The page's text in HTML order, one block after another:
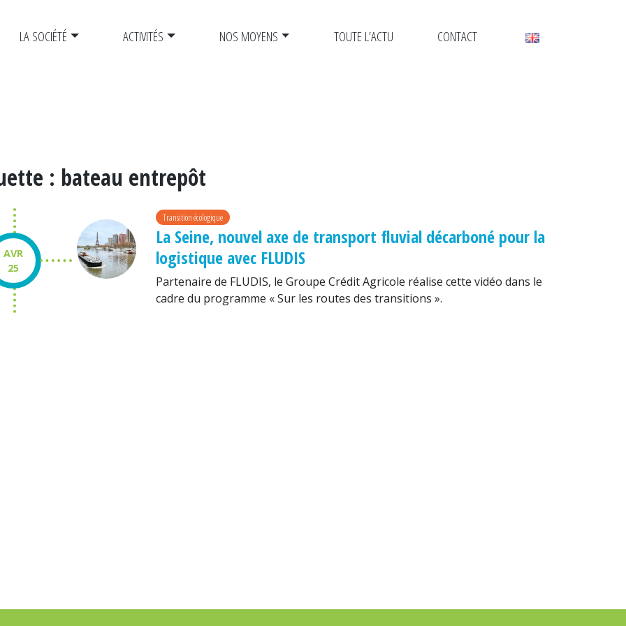
LA SOCIÉTÉ ACTIVITÉS NOS MOYENS TOUTE L’ACTU CONTACT
: bateau entrepôt
AVR
25
Transition écologique
La Seine, nouvel axe de transport fluvial décarboné pour la
logistique avec FLUDIS
Partenaire de FLUDIS, le Groupe Crédit Agricole réalise cette vidéo dans le
cadre du programme « Sur les routes des transitions ».